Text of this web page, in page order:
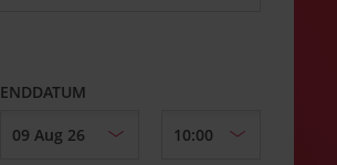
ENDDATUM